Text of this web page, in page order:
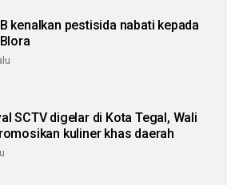
kenalkan pestisida nabati kepada
SCTV digelar di Kota Tegal, Wali
kuliner khas daerah